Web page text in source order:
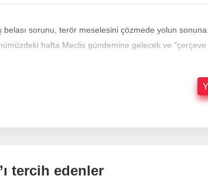
belası sorunu, terör meselesini çözmede yolun
hafta Meclis gündemine gelecek ve
tercih edenler